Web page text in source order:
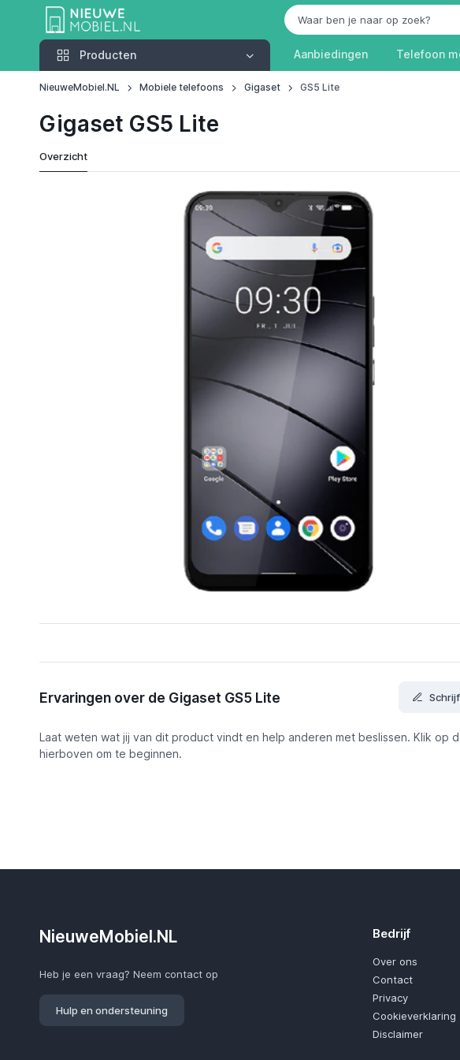
Producten
Producten Aanbiedingen Telefoon
NieuweMobiel.NL Mobiele telefoons Gigaset GS5 Lite
Gigaset GS5 Lite
Overzicht
Ervaringen over de Gigaset GS5 Lite
Laat weten wat jij van dit product vindt en help anderen met beslissen. Klik op
hierboven om te beginnen.
NieuweMobiel.NL
Heb je een vraag? Neem contact op
Hulp en ondersteuning
Bedrijf
Over ons
Contact
Privacy
Cookieverklaring
Disclaimer